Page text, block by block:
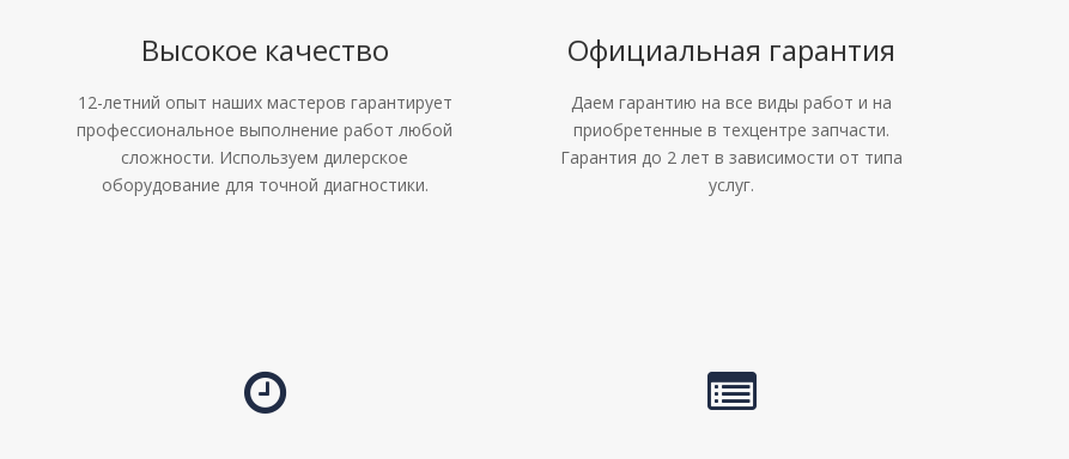
Высокое качество
12-летний опыт наших мастеров гарантирует
профессиональное выполнение работ любой
сложности. Используем дилерское
оборудование для точной диагностики.
Официальная гарантия
Даем гарантию на все виды работ и на
приобретенные в техцентре запчасти.
Гарантия до 2 лет в зависимости от типа
услуг.